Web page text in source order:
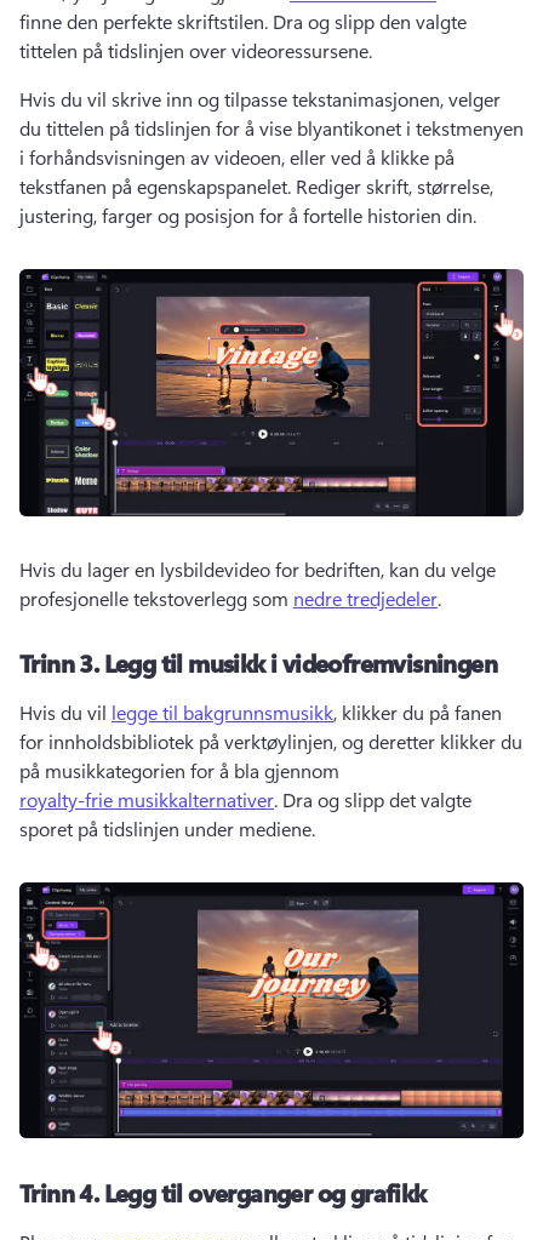
finne den perfekte skriftstilen. Dra og slipp den valgte
tittelen på tidslinjen over videoressursene.
Hvis du vil skrive inn og tilpasse tekstanimasjonen, velger
du tittelen på tidslinjen for å vise blyantikonet i tekstmenyen
i forhåndsvisningen av videoen, eller ved å klikke på
tekstfanen på egenskapspanelet. Rediger skrift, størrelse,
justering, farger og posisjon for å fortelle historien din.
Hvis du lager en lysbildevideo for bedriften, kan du velge
profesjonelle tekstoverlegg som nedre tredjedeler.
Trinn 3.Legg til musikk i videofremvisningen
Hvis du vil legge til bakgrunnsmusikk, klikker du på fanen
for innholdsbibliotek på verktøylinjen, og deretter klikker du
på musikkategorien for å bla gjennom
royalty-frie musikkalternativer. Dra og slipp det valgte
sporet på tidslinjen under mediene.
Trinn 4.Legg til overganger og grafikk